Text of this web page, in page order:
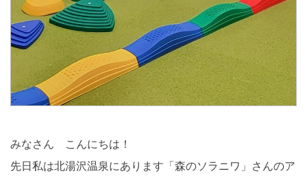
みなさん こんにちは！
先日私は北湯沢温泉にあります「森のソラニワ」さんのア